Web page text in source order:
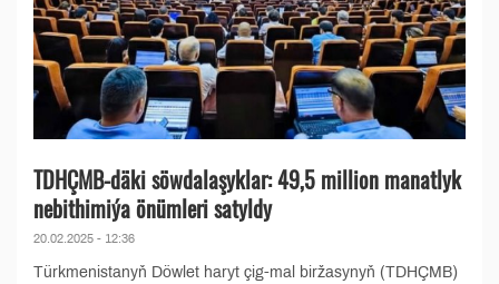
TDHÇMB-däki söwdalaşyklar: 49,5 million manatlyk
nebithimiýa önümleri satyldy
20.02.2025 - 12:36
Türkmenistanyň Döwlet haryt çig-mal biržasynyň (TDHÇMB)